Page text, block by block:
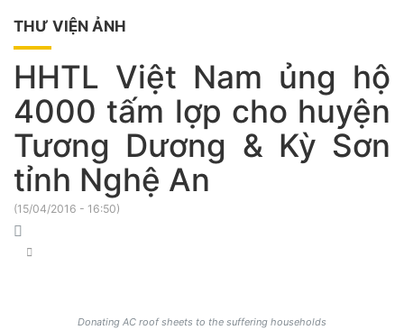
THƯ VIỆN ẢNH
HHTL Việt Nam ủng hộ
4000 tấm lợp cho huyện
Tương Dương & Kỳ Sơn
tỉnh Nghệ An
(15/04/2016 - 16:50)
Donating AC roof sheets to the suffering households